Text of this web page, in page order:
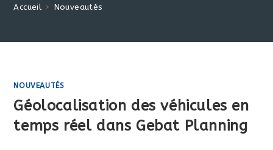
Accueil > Nouveautés
NOUVEAUTÉS
Géolocalisation des véhicules en
temps réel dans Gebat Planning